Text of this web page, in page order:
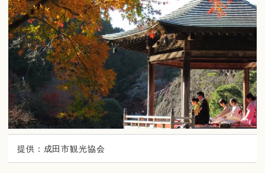
提供：成田市観光協会